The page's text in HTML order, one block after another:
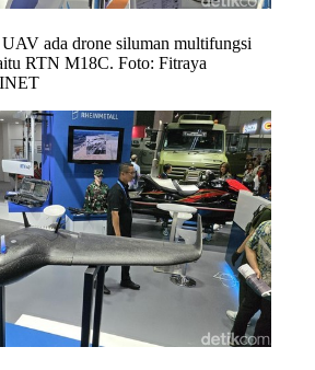
ada drone siluman multifungsi
RTN M18C. Foto: Fitraya